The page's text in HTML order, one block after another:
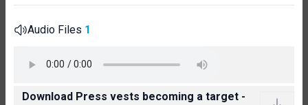
Audio Files 1
Download Press vests becoming a target -